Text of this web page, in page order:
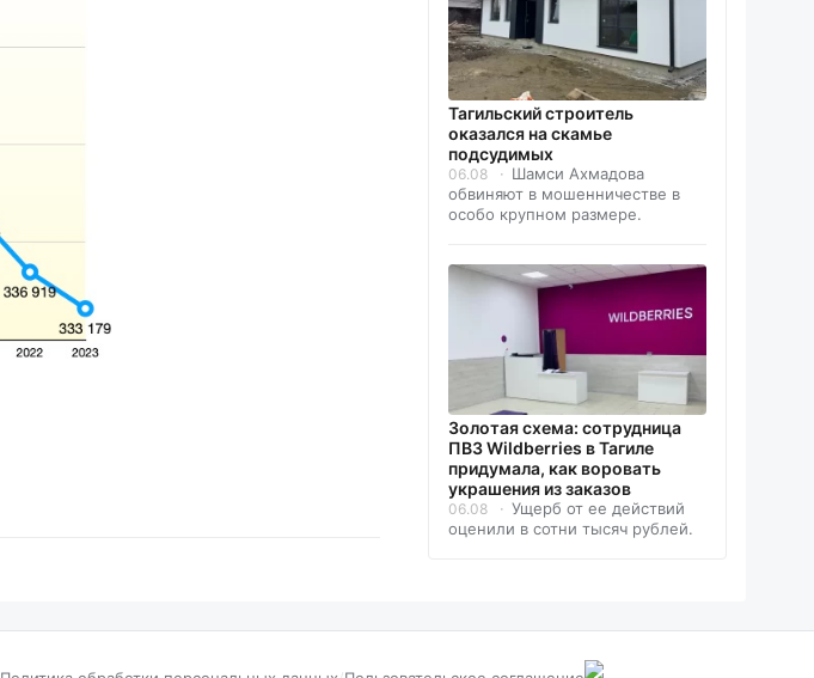
Тагильский строитель
оказался на скамье
подсудимых
06.08
Шамси Ахмадова
обвиняют в мошенничестве в
особо крупном размере.
Золотая схема: сотрудница
ПВЗ Wildberries в Тагиле
придумала, как воровать
украшения из заказов
06.08
Ущерб от ее действий
оценили в сотни тысяч рублей.